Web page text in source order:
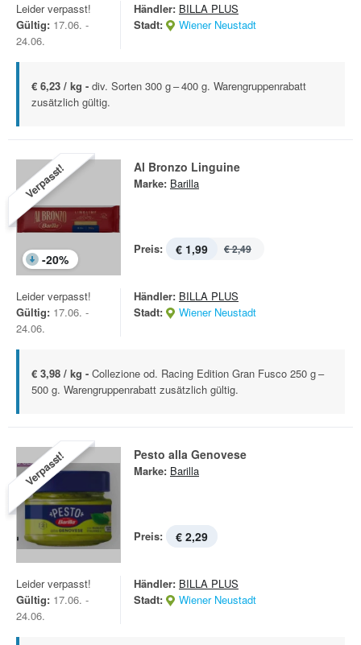
Leider verpasst!
Gültig: 17.06. -
24.06.
Händler: BILLA PLUS
Stadt:
Wiener Neustadt
€ 6,23 / kg - div. Sorten 300 g – 400 g. Warengruppenrabatt
zusätzlich gültig.
Verpasst!
-20%
Al Bronzo Linguine
Marke: Barilla
Preis: € 1,99 € 2,49
Leider verpasst!
Gültig: 17.06. -
24.06.
Händler: BILLA PLUS
Stadt:
Wiener Neustadt
€ 3,98 / kg - Collezione od. Racing Edition Gran Fusco 250 g –
500 g. Warengruppenrabatt zusätzlich gültig.
Verpasst! Pesto alla Genovese
Marke: Barilla
Preis: € 2,29
Leider verpasst!
Gültig: 17.06. -
24.06.
Händler: BILLA PLUS
Stadt:
Wiener Neustadt